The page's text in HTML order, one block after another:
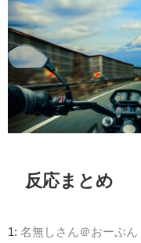
反応まとめ
1: 名無しさん＠おーぷん